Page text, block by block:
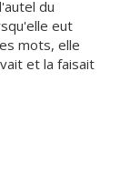
du
eut
mots, elle
et la faisait